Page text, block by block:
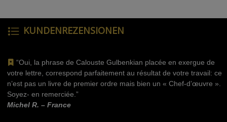
KUNDENREZENSIONEN
“Oui, la phrase de Calouste Gulbenkian placée en exergue de
votre lettre, correspond parfaitement au résultat de votre travail: ce
n’est pas un livre de premier ordre mais bien un « Chef-d’œuvre ».
Soyez- en remerciée.”
Michel R. – France